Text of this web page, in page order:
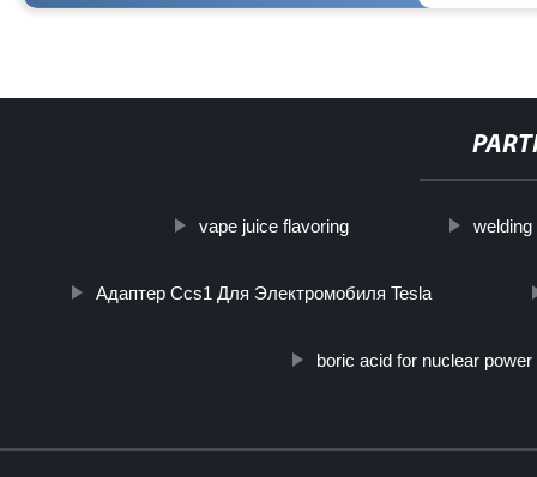
vape juice flavoring
Адаптер Ccs1 Для Электромобиля Tesla
boric acid for nuclear power